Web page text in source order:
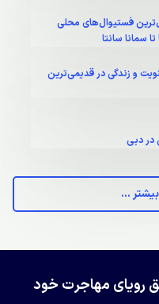
فستیوال‌های محلی
تا سمانا سانتا
و زندگی در قدیمی‌ترین
در دبی
...
رویای مهاجرت خود